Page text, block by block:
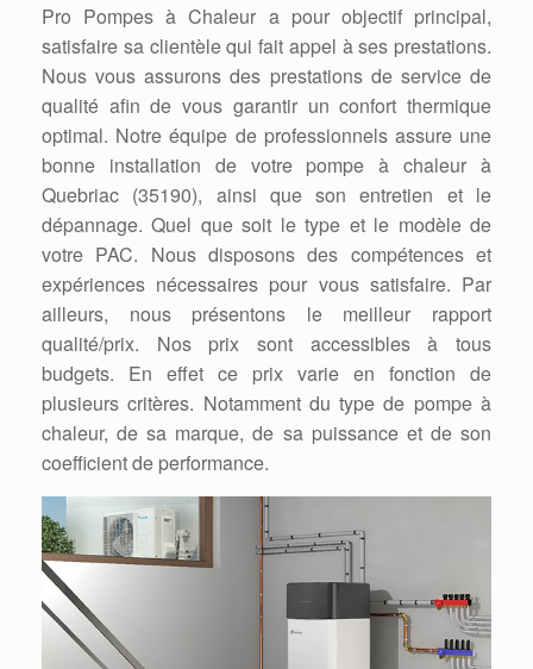
Pro Pompes à Chaleur a pour objectif principal,
satisfaire sa clientèle qui fait appel à ses prestations.
Nous vous assurons des prestations de service de
qualité afin de vous garantir un confort thermique
optimal. Notre équipe de professionnels assure une
bonne installation de votre pompe à chaleur à
Quebriac (35190), ainsi que son entretien et le
dépannage. Quel que soit le type et le modèle de
votre PAC. Nous disposons des compétences et
expériences nécessaires pour vous satisfaire. Par
ailleurs, nous présentons le meilleur rapport
qualité/prix. Nos prix sont accessibles à tous
budgets. En effet ce prix varie en fonction de
plusieurs critères. Notamment du type de pompe à
chaleur, de sa marque, de sa puissance et de son
coefficient de performance.